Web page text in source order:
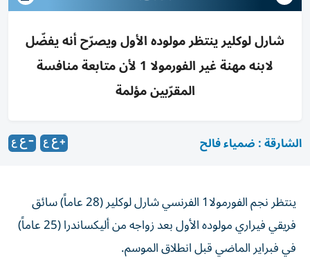
شارل لوكلير ينتظر مولوده الأول ويصرّح أنه يفضّل
لابنه مهنة غير الفورمولا 1 لأن متابعة منافسة
المقرّبين مؤلمة
الشارقة : ضمياء فالح
ينتظر نجم الفورمولا1 الفرنسي شارل لوكلير (28 عاماً) سائق
فريقي فيراري مولوده الأول بعد زواجه من أليكساندرا (25 عاماً)
في فبراير الماضي قبل انطلاق الموسم.